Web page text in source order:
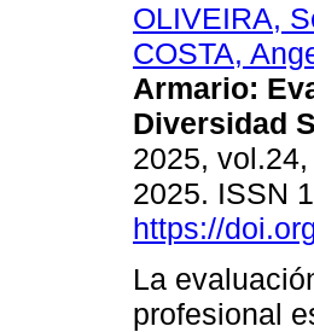
OLIVEIRA,
COSTA,
Armario:
Diversidad
2025,
2025. ISSN
https://
La
profesional